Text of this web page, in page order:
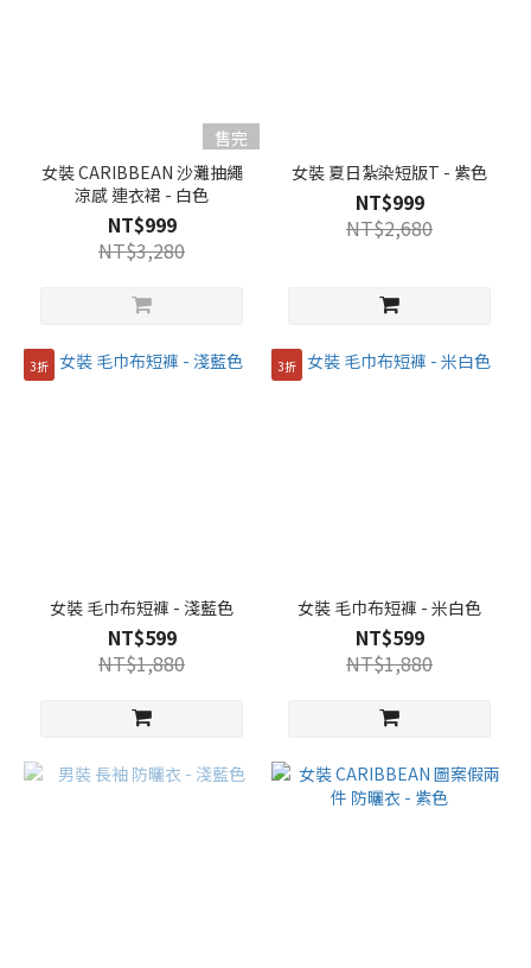
售完
女裝 CARIBBEAN 沙灘抽繩
涼感 連衣裙 - 白色
NT$999
NT$3,280
女裝 夏日紮染短版T - 紫色
NT$999
NT$2,680
3折
女裝 毛巾布短褲 - 淺藍色
NT$599
NT$1,880
3折
女裝 毛巾布短褲 - 米白色
NT$599
NT$1,880